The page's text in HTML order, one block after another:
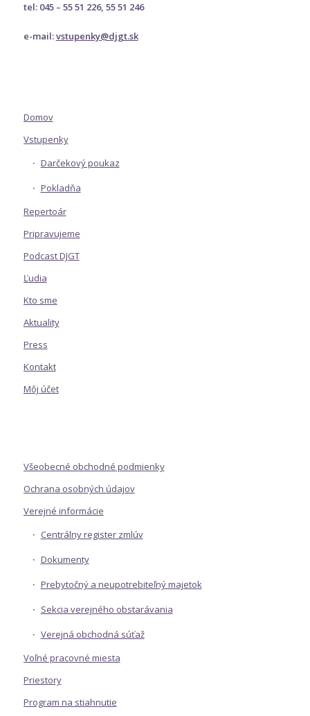
tel: 045 – 55 51 226, 55 51 246
e-mail:vstupenky@djgt.sk
Domov
Vstupenky
Darčekový poukaz
Pokladňa
Repertoár
Pripravujeme
Podcast DJGT
Ľudia
Kto sme
Aktuality
Press
Kontakt
Môj účet
Všeobecné obchodné podmienky
Ochrana osobných údajov
Verejné informácie
Centrálny register zmlúv
Dokumenty
Prebytočný a neupotrebiteľný majetok
Sekcia verejného obstarávania
Verejná obchodná súťaž
Voľné pracovné miesta
Priestory
Program na stiahnutie